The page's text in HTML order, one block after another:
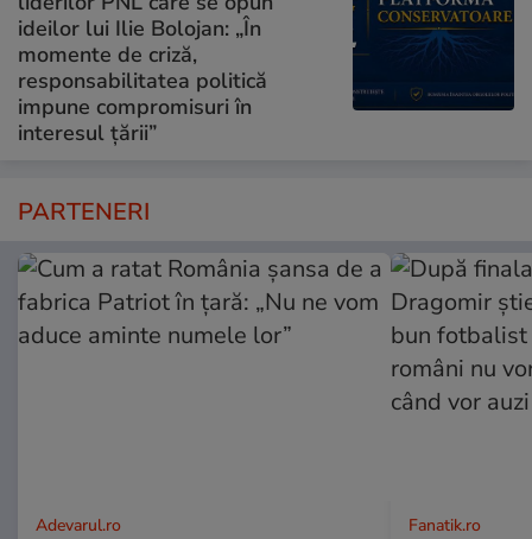
ideilor lui Ilie Bolojan: „În
momente de criză,
responsabilitatea politică
impune compromisuri în
interesul țării”
PARTENERI
Adevarul.ro Fanatik.ro